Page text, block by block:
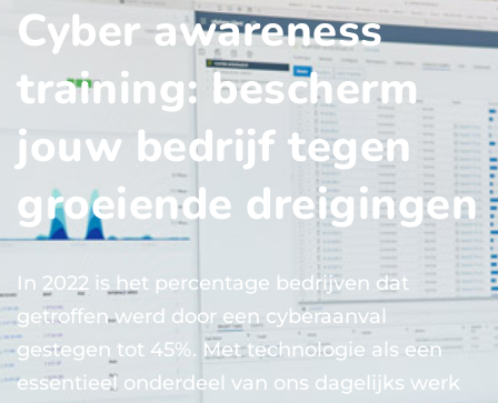
Cyber awareness
training: bescherm
jouw bedrijf tegen
groeiende dreigingen
In 2022 is het percentage bedrijven dat
getroffen werd door een cyberaanval
gestegen tot 45%. Met technologie als een
essentieel onderdeel van ons dagelijks werk